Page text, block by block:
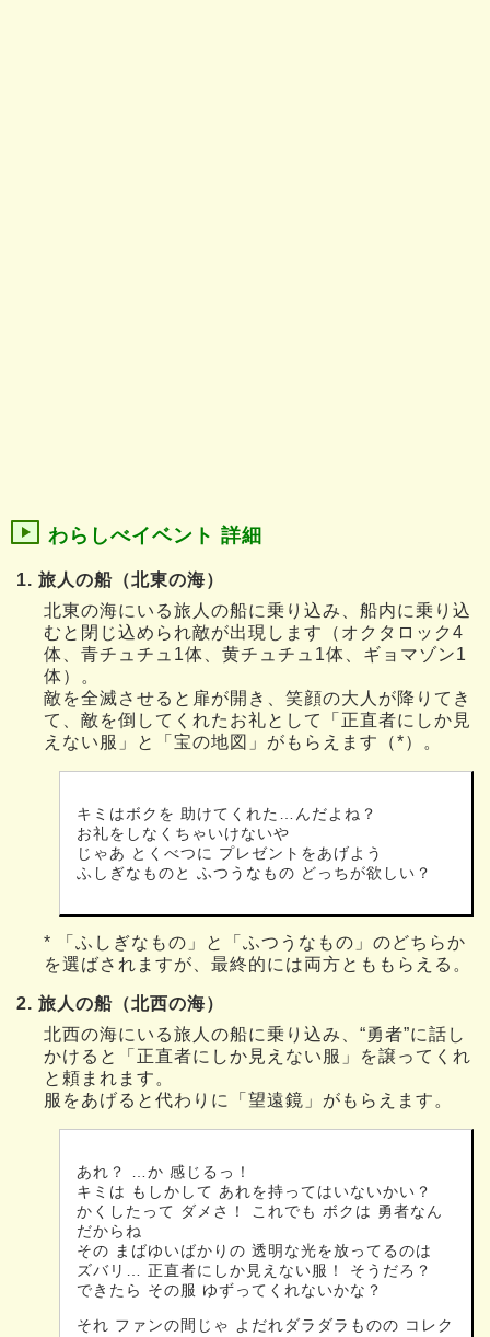
わらしべイベント 詳細
1. 旅人の船（北東の海）
北東の海にいる旅人の船に乗り込み、船内に乗り込
むと閉じ込められ敵が出現します（オクタロック4
体、青チュチュ1体、黄チュチュ1体、ギョマゾン1
体）。
敵を全滅させると扉が開き、笑顔の大人が降りてき
て、敵を倒してくれたお礼として「正直者にしか見
えない服」と「宝の地図」がもらえます（*）。
キミはボクを 助けてくれた…んだよね？
お礼をしなくちゃいけないや
じゃあ とくべつに プレゼントをあげよう
ふしぎなものと ふつうなもの どっちが欲しい？
* 「ふしぎなもの」と「ふつうなもの」のどちらか
を選ばされますが、最終的には両方とももらえる。
2. 旅人の船（北西の海）
北西の海にいる旅人の船に乗り込み、“勇者”に話し
かけると「正直者にしか見えない服」を譲ってくれ
と頼まれます。
服をあげると代わりに「望遠鏡」がもらえます。
あれ？ …か 感じるっ！
キミは もしかして あれを持ってはいないかい？
かくしたって ダメさ！ これでも ボクは 勇者なん
だからね
その まばゆいばかりの 透明な光を放ってるのは
ズバリ… 正直者にしか見えない服！ そうだろ？
できたら その服 ゆずってくれないかな？
それ ファンの間じゃ よだれダラダラものの コレク